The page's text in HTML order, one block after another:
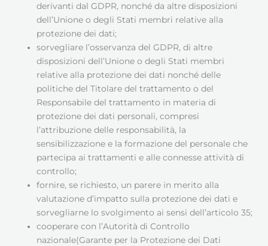
derivanti dal GDPR, nonché da altre disposizioni
dell’Unione o degli Stati membri relative alla
protezione dei dati;
sorvegliare l’osservanza del GDPR, di altre
disposizioni dell’Unione o degli Stati membri
relative alla protezione dei dati nonché delle
politiche del Titolare del trattamento o del
Responsabile del trattamento in materia di
protezione dei dati personali, compresi
l’attribuzione delle responsabilità, la
sensibilizzazione e la formazione del personale che
partecipa ai trattamenti e alle connesse attività di
controllo;
fornire, se richiesto, un parere in merito alla
valutazione d’impatto sulla protezione dei dati e
sorvegliarne lo svolgimento ai sensi dell’articolo 35;
cooperare con l’Autorità di Controllo
nazionale(Garante per la Protezione dei Dati